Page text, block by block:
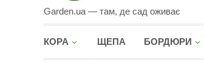
Garden.ua — там, де сад оживає
КОРА ЩЕПА БОРДЮРИ